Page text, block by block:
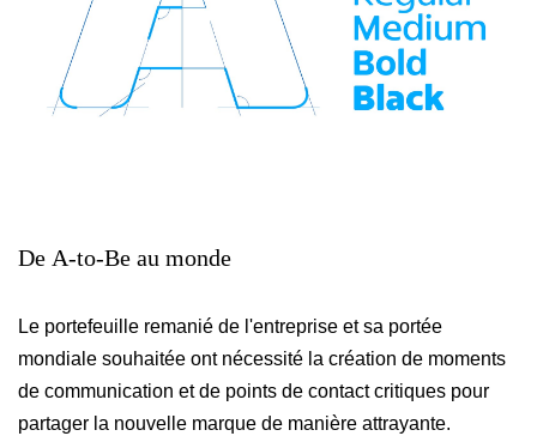
De A-to-Be au monde
Le portefeuille remanié de l'entreprise et sa portée
mondiale souhaitée ont nécessité la création de moments
de communication et de points de contact critiques pour
partager la nouvelle marque de manière attrayante.